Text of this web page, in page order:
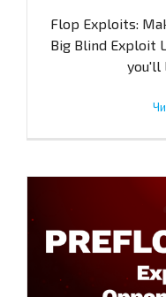
Flop Exploits:
Big Blind Exploit
you'll